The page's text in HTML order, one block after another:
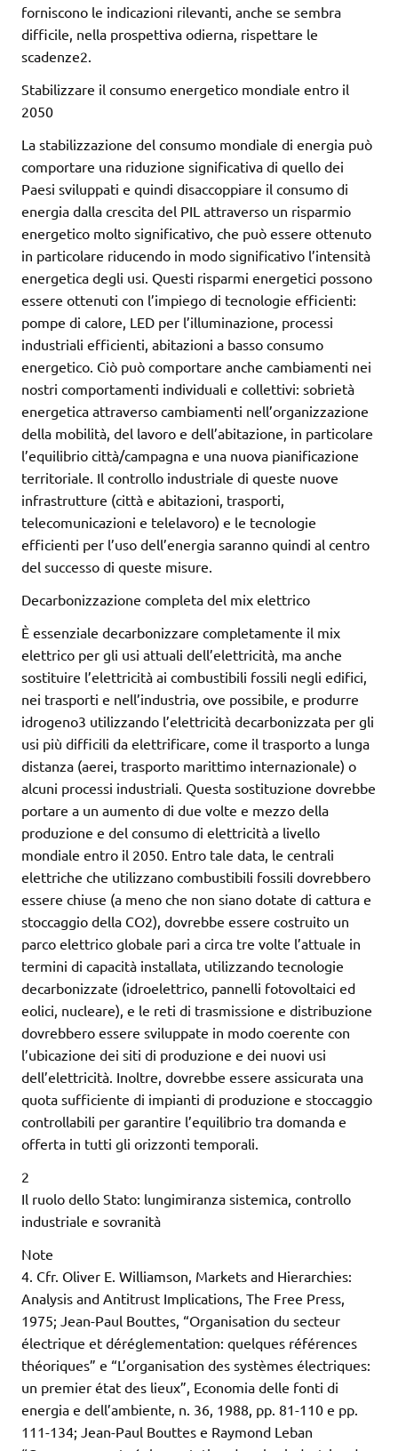
forniscono le indicazioni rilevanti, anche se sembra
difficile, nella prospettiva odierna, rispettare le
scadenze2.
Stabilizzare il consumo energetico mondiale entro il
2050
La stabilizzazione del consumo mondiale di energia può
comportare una riduzione significativa di quello dei
Paesi sviluppati e quindi disaccoppiare il consumo di
energia dalla crescita del PIL attraverso un risparmio
energetico molto significativo, che può essere ottenuto
in particolare riducendo in modo significativo l’intensità
energetica degli usi. Questi risparmi energetici possono
essere ottenuti con l’impiego di tecnologie efficienti:
pompe di calore, LED per l’illuminazione, processi
industriali efficienti, abitazioni a basso consumo
energetico. Ciò può comportare anche cambiamenti nei
nostri comportamenti individuali e collettivi: sobrietà
energetica attraverso cambiamenti nell’organizzazione
della mobilità, del lavoro e dell’abitazione, in particolare
l’equilibrio città/campagna e una nuova pianificazione
territoriale. Il controllo industriale di queste nuove
infrastrutture (città e abitazioni, trasporti,
telecomunicazioni e telelavoro) e le tecnologie
efficienti per l’uso dell’energia saranno quindi al centro
del successo di queste misure.
Decarbonizzazione completa del mix elettrico
È essenziale decarbonizzare completamente il mix
elettrico per gli usi attuali dell’elettricità, ma anche
sostituire l’elettricità ai combustibili fossili negli edifici,
nei trasporti e nell’industria, ove possibile, e produrre
idrogeno3 utilizzando l’elettricità decarbonizzata per gli
usi più difficili da elettrificare, come il trasporto a lunga
distanza (aerei, trasporto marittimo internazionale) o
alcuni processi industriali. Questa sostituzione dovrebbe
portare a un aumento di due volte e mezzo della
produzione e del consumo di elettricità a livello
mondiale entro il 2050. Entro tale data, le centrali
elettriche che utilizzano combustibili fossili dovrebbero
essere chiuse (a meno che non siano dotate di cattura e
stoccaggio della CO2), dovrebbe essere costruito un
parco elettrico globale pari a circa tre volte l’attuale in
termini di capacità installata, utilizzando tecnologie
decarbonizzate (idroelettrico, pannelli fotovoltaici ed
eolici, nucleare), e le reti di trasmissione e distribuzione
dovrebbero essere sviluppate in modo coerente con
l’ubicazione dei siti di produzione e dei nuovi usi
dell’elettricità. Inoltre, dovrebbe essere assicurata una
quota sufficiente di impianti di produzione e stoccaggio
controllabili per garantire l’equilibrio tra domanda e
offerta in tutti gli orizzonti temporali.
2
Il ruolo dello Stato: lungimiranza sistemica, controllo
industriale e sovranità
Note
4. Cfr. Oliver E. Williamson, Markets and Hierarchies:
Analysis and Antitrust Implications, The Free Press,
1975; Jean-Paul Bouttes, “Organisation du secteur
électrique et déréglementation: quelques références
théoriques” e “L’organisation des systèmes électriques:
un premier état des lieux”, Economia delle fonti di
energia e dell’ambiente, n. 36, 1988, pp. 81-110 e pp.
111-134; Jean-Paul Bouttes e Raymond Leban